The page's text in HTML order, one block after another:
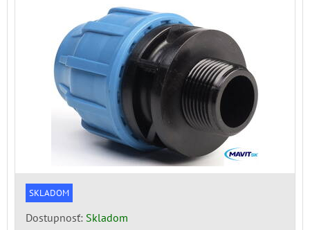
SKLADOM
Dostupnosť: Skladom